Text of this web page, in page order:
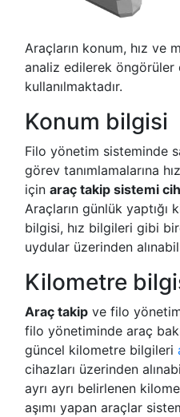
Araçların konum, hız ve
analiz edilerek öngörüler
kullanılmaktadır.
Konum bilgisi
Filo yönetim sisteminde
görev tanımlamalarına
için araç takip sistemi
Araçların günlük yaptığı
bilgisi, hız bilgileri gibi
uydular üzerinden
Kilometre
Araç takip ve filo
filo yönetiminde araç
güncel kilometre bilgileri
cihazları üzerinden
ayrı ayrı belirlenen
aşımı yapan araçlar